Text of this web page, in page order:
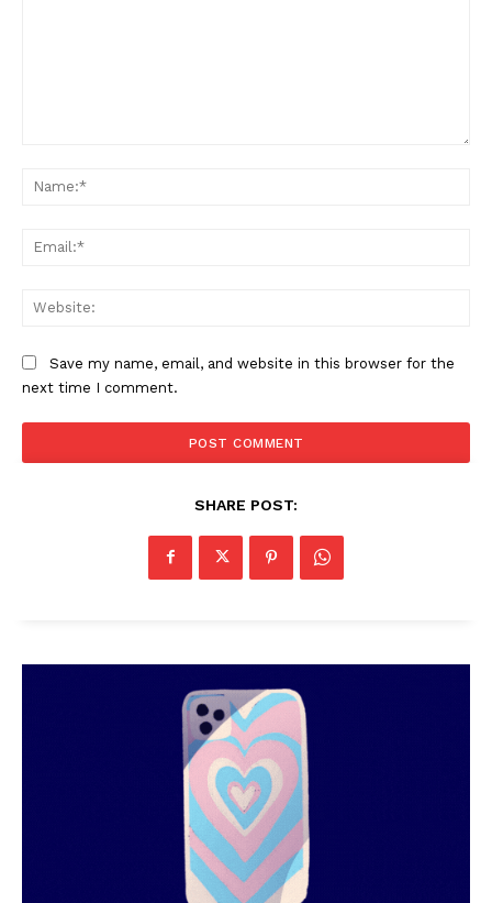
Save my name, email, and website in this browser for the
next time I comment.
SHARE POST: